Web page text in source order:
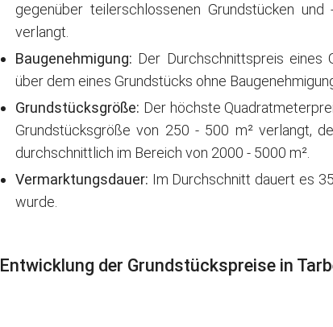
gegenüber teilerschlossenen Grundstücken
verlangt.
Baugenehmigung: Der Durchschnittspreis eines
über dem eines Grundstücks ohne
Grundstücksgröße: Der höchste
Grundstücksgröße von 250 - 500 m² verlangt,
durchschnittlich im Bereich von 2000 - 5000 m².
Vermarktungsdauer: Im Durchschnitt dauert es
wurde.
Entwicklung der Grundstückspreise in